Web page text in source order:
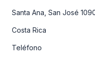
Santa Ana, San José
Costa Rica
Teléfono